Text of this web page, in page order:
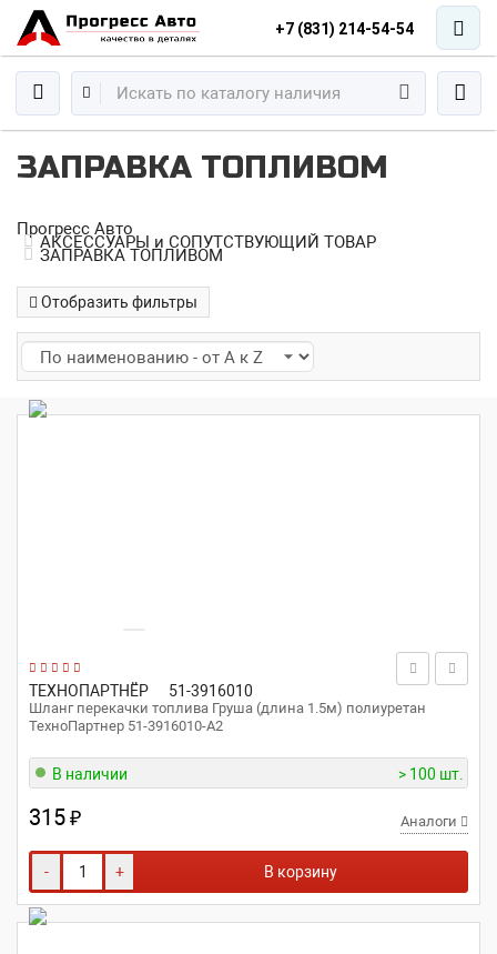
+7 (831) 214-54-54
ЗАПРАВКА ТОПЛИВОМ
Прогресс Авто
АКСЕССУАРЫ и СОПУТСТВУЮЩИЙ ТОВАР
ЗАПРАВКА ТОПЛИВОМ
Отобразить фильтры
ТЕХНОПАРТНЁР 51-3916010
Шланг перекачки топлива Груша (длина 1.5м) полиуретан
ТехноПартнер 51-3916010-А2
В наличии > 100 шт.
315₽ Аналоги
- + В корзину